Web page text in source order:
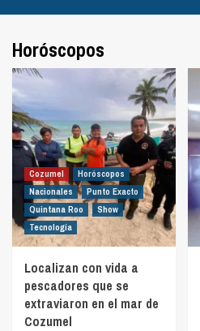
Horóscopos
Cozumel
Horóscopos
Nacionales
Punto Exacto
Quintana Roo
Show
Tecnología
Localizan con vida a
pescadores que se
extraviaron en el mar de
Cozumel